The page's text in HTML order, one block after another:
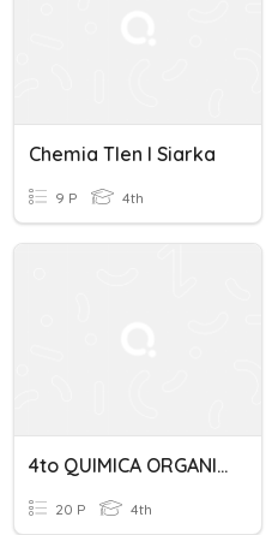
Chemia Tlen I Siarka
9 P 4th
4to QUIMICA ORGANICA
20 P 4th